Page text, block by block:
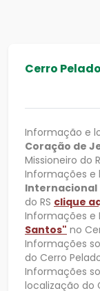
Cerro Pelado
Informação e
Coração de
Missioneiro do
Informações e
Internacional
do RS clique
Informações e
Santos" no
Informações
do Cerro
Informações
localização do